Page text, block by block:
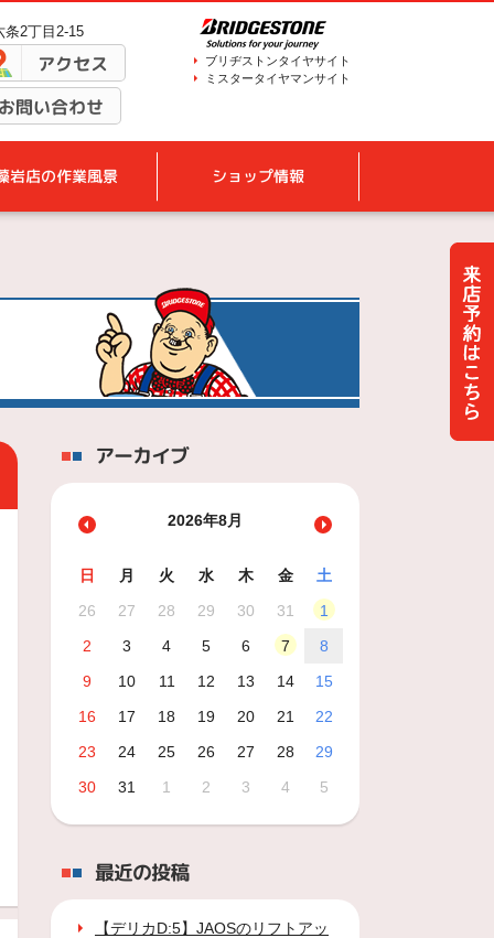
条2丁目2-15
アクセス
お問い合わせ
ブリヂストンタイヤサイト
ミスタータイヤマンサイト
岩店の作業風景 ショップ情報
アーカイブ
2026年8月
日 月 火 水 木 金
土
26
27 28 29 30 31
1
2
3 4 5 6 7
8
9
10 11 12 13 14
15
16
17 18 19 20 21
22
23
24 25 26 27 28
29
30
31 1 2 3 4 5
最近の投稿
【デリカD:5】JAOSのリフトアッ